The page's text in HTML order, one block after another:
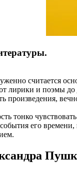
считается
лирики и поэмы
произведения,
тонко
его